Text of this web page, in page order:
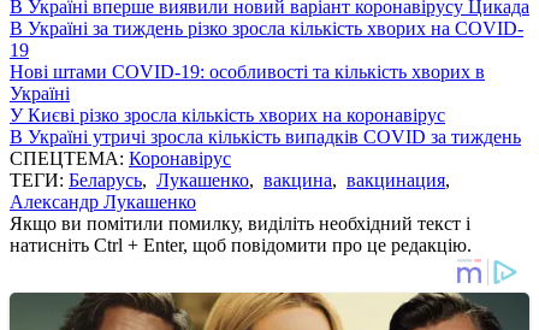
В Україні вперше виявили новий варіант коронавірусу Цикада
В Україні за тиждень різко зросла кількість хворих на COVID-
19
Нові штами COVID-19: особливості та кількість хворих в
Україні
У Києві різко зросла кількість хворих на коронавірус
В Україні утричі зросла кількість випадків COVID за тиждень
СПЕЦТЕМА: Коронавірус
ТЕГИ: Беларусь, Лукашенко, вакцина, вакцинация,
Александр Лукашенко
Якщо ви помітили помилку, виділіть необхідний текст і
натисніть Ctrl + Enter, щоб повідомити про це редакцію.